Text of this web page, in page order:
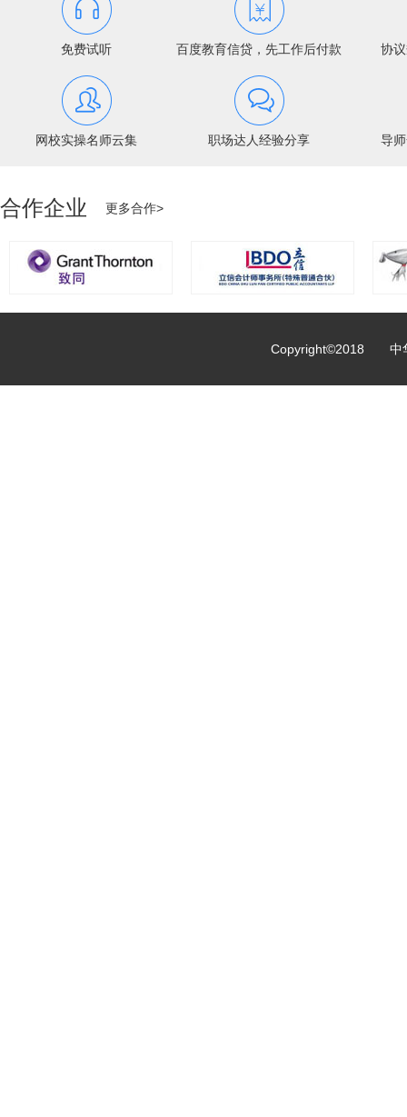
免费试听 百度教育信贷，先工作后付款 协
网校实操名师云集 职场达人经验分享 导
合作企业 更多合作>
Copyright©2018 中